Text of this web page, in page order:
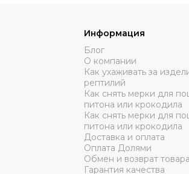
Информация
Блог
О компании
Как ухаживать за
рептилий
Как снять мерки для
питона или крокодила
Как снять мерки для
питона или крокодила
Доставка и оплата
Оплата Долями
Обмен и возврат товара
Гарантия качества